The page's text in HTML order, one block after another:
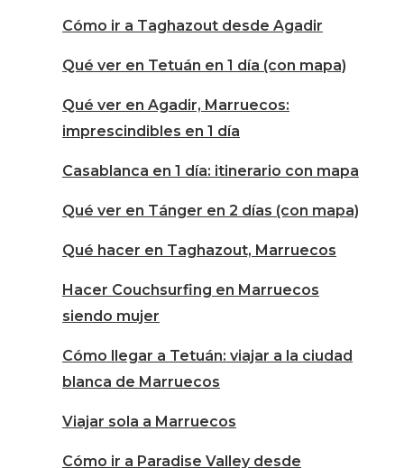
Cómo ir a Taghazout desde Agadir
Qué ver en Tetuán en 1 día (con mapa)
Qué ver en Agadir, Marruecos:
imprescindibles en 1 día
Casablanca en 1 día: itinerario con mapa
Qué ver en Tánger en 2 días (con mapa)
Qué hacer en Taghazout, Marruecos
Hacer Couchsurfing en Marruecos
siendo mujer
Cómo llegar a Tetuán: viajar a la ciudad
blanca de Marruecos
Viajar sola a Marruecos
Cómo ir a Paradise Valley desde